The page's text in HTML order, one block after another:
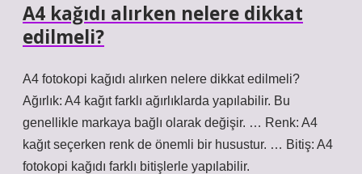
A4 kağıdı alırken nelere dikkat
edilmeli?
A4 fotokopi kağıdı alırken nelere dikkat edilmeli?
Ağırlık: A4 kağıt farklı ağırlıklarda yapılabilir. Bu
genellikle markaya bağlı olarak değişir. … Renk: A4
kağıt seçerken renk de önemli bir husustur. … Bitiş: A4
fotokopi kağıdı farklı bitişlerle yapılabilir.